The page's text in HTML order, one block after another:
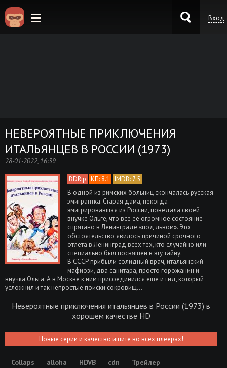
Вход
НЕВЕРОЯТНЫЕ ПРИКЛЮЧЕНИЯ
ИТАЛЬЯНЦЕВ В РОССИИ (1973)
28-01-2022, 16:39
BDRip КП: 8.1 IMDB: 7.5
В одной из римских больниц скончалась русская
эмигрантка. Старая дама, некогда
эмигрировавшая из России, поведала своей
внучке Ольге, что все ее огромное состояние
спрятано в Ленинграде «под львом». Это
обстоятельство явилось причиной срочного
отлета в Ленинград всех тех, кто случайно или
специально был посвящен в эту тайну.
В СССР прибыли солидный врач, итальянский
мафиози, два санитара, просто горожанин и
внучка Ольга. А в Москве к ним присоединился еще и гид, который
усложнил и так непростые поиски сокровищ...
Невероятные приключения итальянцев в России (1973) в
хорошем качестве HD
Новые серии и качество ищите во всех плеерах!
Collaps alloha HDVB cdn Трейлер